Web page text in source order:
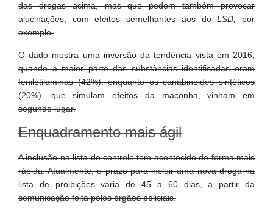
das drogas acima, mas que podem também provocar
alucinações, com efeitos semelhantes aos doLSD,por
exemplo.
O dado mostra uma inversão da tendência vista em 2016,
quando a maior parte das substâncias identificadas eram
feniletilaminas (42%), enquanto os canabinoides sintéticos
(20%), que simulam efeitos da maconha, vinham em
segundo lugar.
Enquadramento mais ágil
A inclusão na lista de controle tem acontecido de forma mais
rápida. Atualmente, o prazo para incluir uma nova droga na
lista de proibições varia de 45 a 60 dias, a partir da
comunicação feita pelos órgãos policiais.